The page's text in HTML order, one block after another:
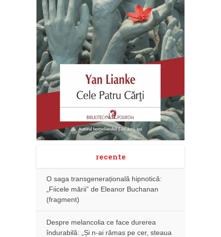
recente
O saga transgenerațională hipnotică:
„Fiicele mării” de Eleanor Buchanan
(fragment)
Despre melancolia ce face durerea
îndurabilă: „Și n-ai rămas pe cer, steaua